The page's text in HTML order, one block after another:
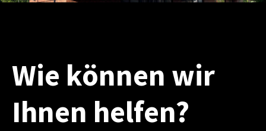
Wie können wir
Ihnen helfen?